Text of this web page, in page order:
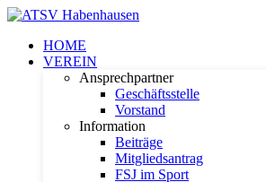
HOME
VEREIN
Ansprechpartner
Geschäftsstelle
Vorstand
Information
Beiträge
Mitgliedsantrag
FSJ im Sport